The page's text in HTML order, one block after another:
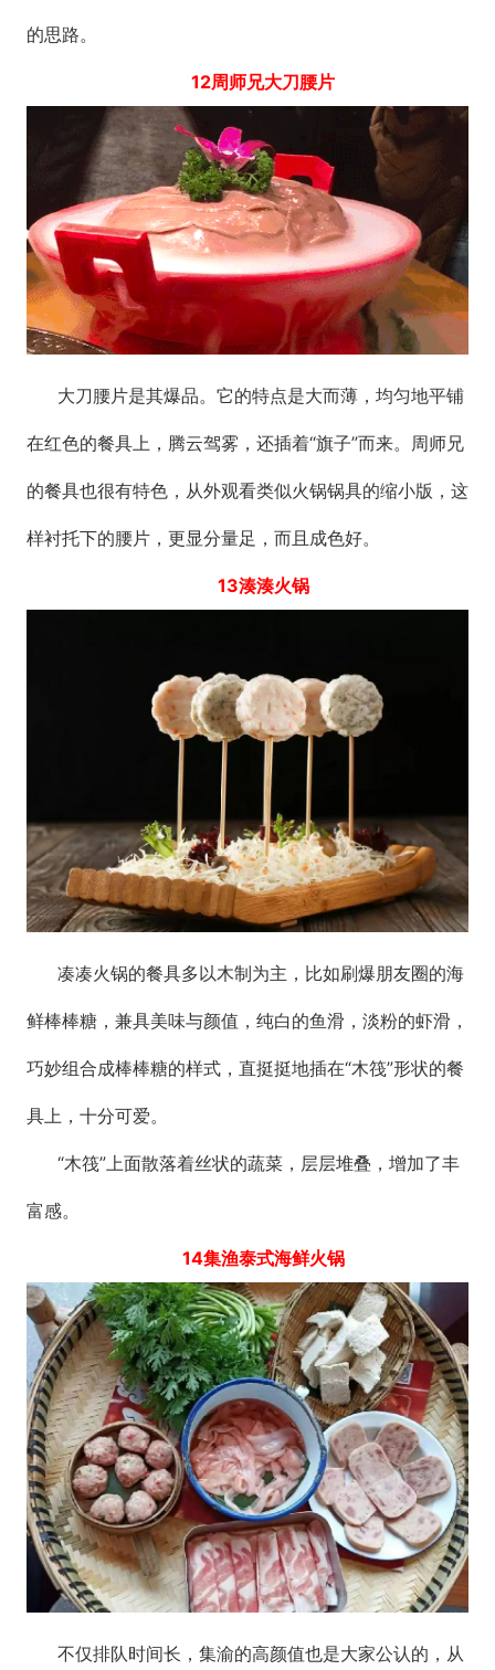
的思路。
12周师兄大刀腰片
大刀腰片是其爆品。它的特点是大而薄，均匀地平铺
在红色的餐具上，腾云驾雾，还插着“旗子”而来。周师兄
的餐具也很有特色，从外观看类似火锅锅具的缩小版，这
样衬托下的腰片，更显分量足，而且成色好。
13湊湊火锅
凑凑火锅的餐具多以木制为主，比如刷爆朋友圈的海
鲜棒棒糖，兼具美味与颜值，纯白的鱼滑，淡粉的虾滑，
巧妙组合成棒棒糖的样式，直挺挺地插在“木筏”形状的餐
具上，十分可爱。
“木筏”上面散落着丝状的蔬菜，层层堆叠，增加了丰
富感。
14集渔泰式海鲜火锅
不仅排队时间长，集渝的高颜值也是大家公认的，从